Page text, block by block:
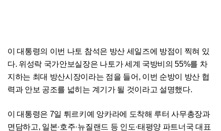
이 대통령의 이번 나토 참석은 방산 세일즈에 방점이 찍혀 있
다. 위성락 국가안보실장은 나토가 세계 국방비의 55%를 차
지하는 최대 방산시장이라는 점을 들어, 이번 순방이 방산 협
력과 안보 공조를 넓히는 계기가 될 것이라고 설명했다.
이 대통령은 7일 튀르키예 앙카라에 도착해 루터 사무총장과
면담하고, 일본·호주·뉴질랜드 등 인도·태평양 파트너국 대표